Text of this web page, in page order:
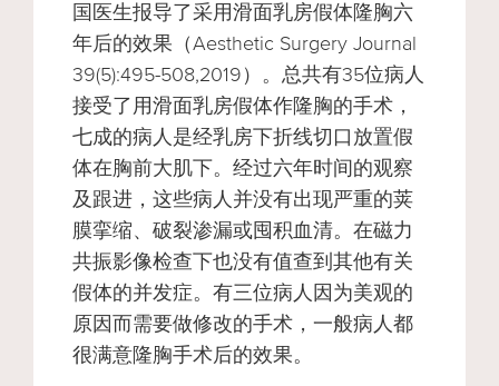
国医生报导了采用滑面乳房假体隆胸六
年后的效果（Aesthetic Surgery Journal
39(5):495-508,2019）。总共有35位病人
接受了用滑面乳房假体作隆胸的手术，
七成的病人是经乳房下折线切口放置假
体在胸前大肌下。经过六年时间的观察
及跟进，这些病人并没有出现严重的荚
膜挛缩、破裂渗漏或囤积血清。在磁力
共振影像检查下也没有值查到其他有关
假体的并发症。有三位病人因为美观的
原因而需要做修改的手术，一般病人都
很满意隆胸手术后的效果。